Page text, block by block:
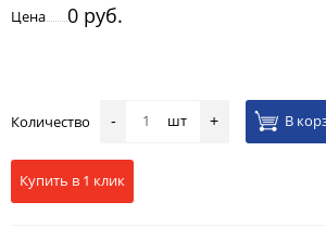
Цена
0 руб.
Количество - шт + В
Купить в 1 клик